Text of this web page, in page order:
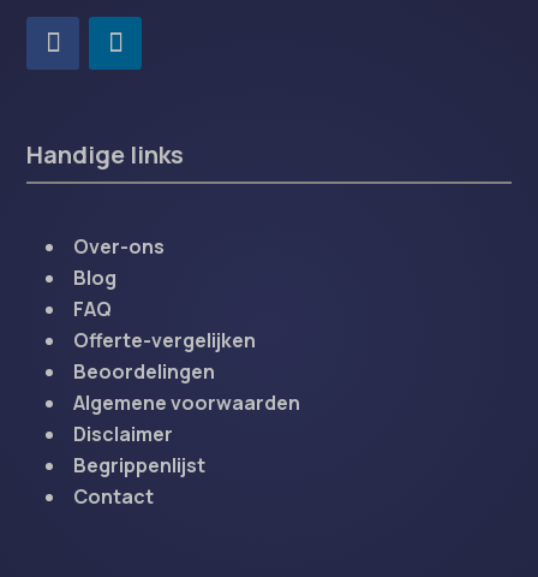
Handige links
Over-ons
Blog
FAQ
Offerte-vergelijken
Beoordelingen
Algemene voorwaarden
Disclaimer
Begrippenlijst
Contact